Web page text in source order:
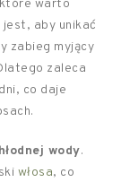
warto
aby unikać
zabieg myjący
zaleca
co daje
wody.
włosa, co